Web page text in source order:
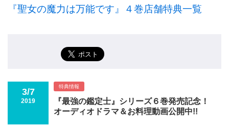
『聖女の魔力は万能です』４巻店舗特典一覧
3/7
2019
特典情報
『最強の鑑定士』シリーズ６巻発売記念！
オーディオドラマ＆お料理動画公開中!!